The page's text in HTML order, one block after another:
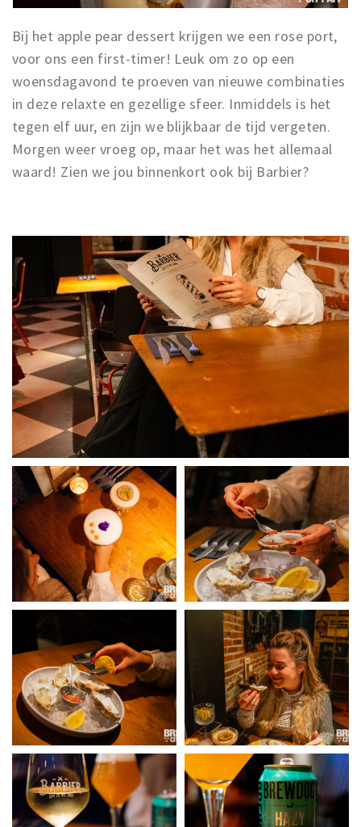
Bij het apple pear dessert krijgen we een rose port,
voor ons een first-timer! Leuk om zo op een
woensdagavond te proeven van nieuwe combinaties
in deze relaxte en gezellige sfeer. Inmiddels is het
tegen elf uur, en zijn we blijkbaar de tijd vergeten.
Morgen weer vroeg op, maar het was het allemaal
waard! Zien we jou binnenkort ook bij Barbier?